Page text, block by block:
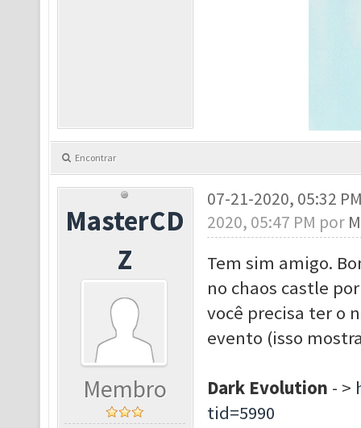
Encontrar
MasterCD
Z
Membro
07-21-2020, 05:32
2020, 05:47 PM por
Tem sim amigo.
no chaos castle
você precisa ter o
evento (isso
Dark Evolution - >
tid=5990